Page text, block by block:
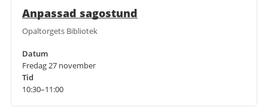
Anpassad sagostund
Opaltorgets Bibliotek
Datum
Fredag 27 november
Tid
10:30–11:00